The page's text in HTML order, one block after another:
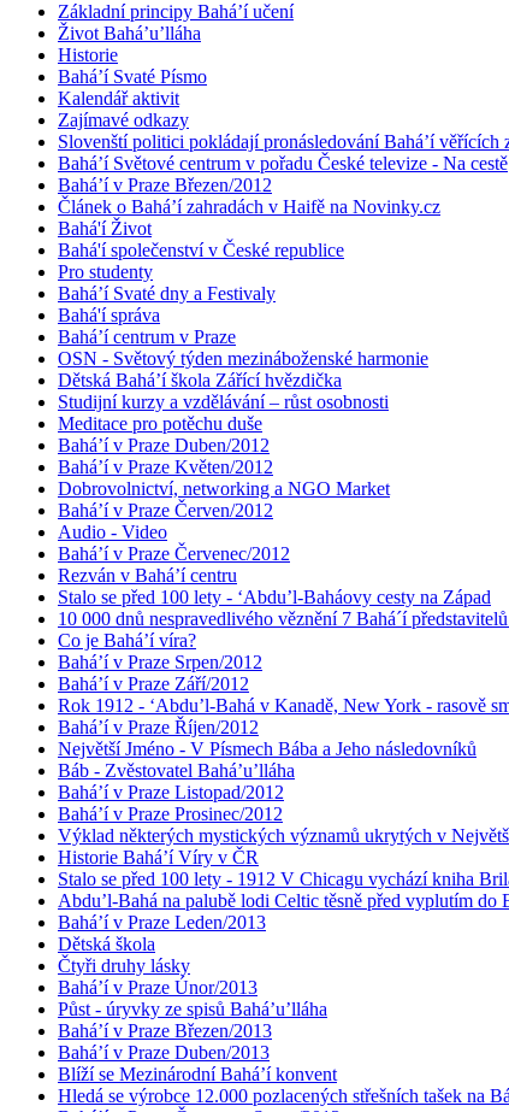
Základní principy Bahá’í učení
Život Bahá’u’lláha
Historie
Bahá’í Svaté Písmo
Kalendář aktivit
Zajímavé odkazy
Slovenští politici pokládají pronásledování Bahá’í věřících
Bahá’í Světové centrum v pořadu České televize - Na cestě
Bahá’í v Praze Březen/2012
Článek o Bahá’í zahradách v Haifě na Novinky.cz
Bahá'í Život
Bahá'í společenství v České republice
Pro studenty
Bahá’í Svaté dny a Festivaly
Bahá'í správa
Bahá’í centrum v Praze
OSN - Světový týden mezináboženské harmonie
Dětská Bahá’í škola Zářící hvězdička
Studijní kurzy a vzdělávání – růst osobnosti
Meditace pro potěchu duše
Bahá’í v Praze Duben/2012
Bahá’í v Praze Květen/2012
Dobrovolnictví, networking a NGO Market
Bahá’í v Praze Červen/2012
Audio - Video
Bahá’í v Praze Červenec/2012
Rezván v Bahá’í centru
Stalo se před 100 lety - ‘Abdu’l-Baháovy cesty na Západ
10 000 dnů nespravedlivého věznění 7 Bahá´í
Co je Bahá’í víra?
Bahá’í v Praze Srpen/2012
Bahá’í v Praze Září/2012
Rok 1912 - ‘Abdu’l-Bahá v Kanadě, New York - rasově
Bahá’í v Praze Říjen/2012
Největší Jméno - V Písmech Bába a Jeho následovníků
Báb - Zvěstovatel Bahá’u’lláha
Bahá’í v Praze Listopad/2012
Bahá’í v Praze Prosinec/2012
Výklad některých mystických významů ukrytých v
Historie Bahá’í Víry v ČR
Stalo se před 100 lety - 1912 V Chicagu vychází kniha
Abdu’l-Bahá na palubě lodi Celtic těsně před vyplutím
Bahá’í v Praze Leden/2013
Dětská škola
Čtyři druhy lásky
Bahá’í v Praze Únor/2013
Půst - úryvky ze spisů Bahá’u’lláha
Bahá’í v Praze Březen/2013
Bahá’í v Praze Duben/2013
Blíží se Mezinárodní Bahá’í konvent
Hledá se výrobce 12.000 pozlacených střešních tašek na